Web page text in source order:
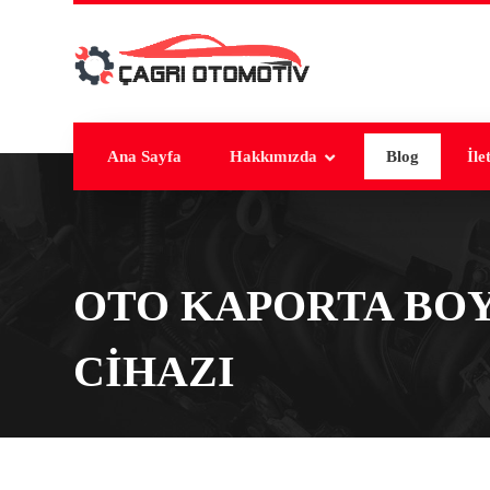
Ana Sayfa Hakkımızda Blog
OTO KAPORTA
CIHAZI